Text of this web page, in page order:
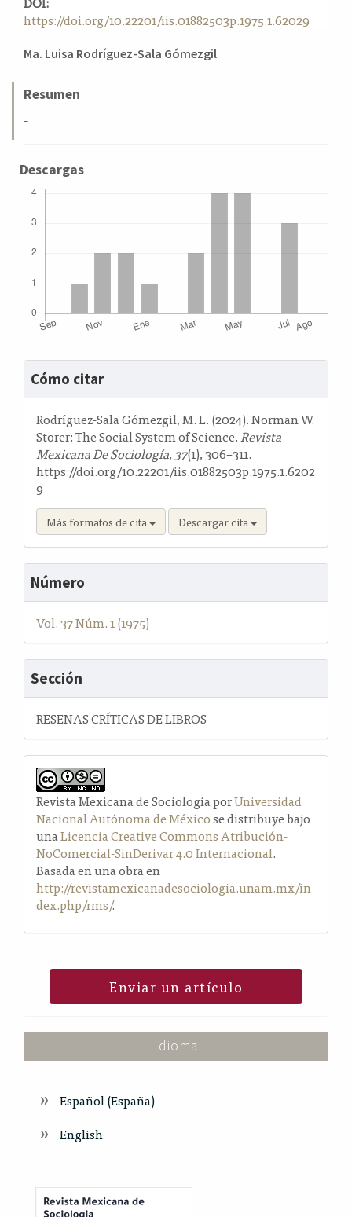
a
l
a
t
r
https://doi.org/10.22201/iis.01882503p.1975.1.62029
Contenido
del
artículo
Ma. Luisa Rodríguez-Sala Gómezgil
Resumen
-
Descargas
Detalles
del
artículo
Cómo citar
Rodríguez-Sala Gómezgil, M. L. (2024). Norman W.
Storer: The Social System of Science.Revista
Mexicana De Sociología,37(1), 306–311.
https://doi.org/10.22201/iis.01882503p.1975.1.6202
9
Más formatos de cita Descargar cita
Número
Vol. 37 Núm. 1 (1975)
Sección
RESEÑAS CRÍTICAS DE LIBROS
Revista Mexicana de Sociología porUniversidad
Nacional Autónoma de Méxicose distribuye bajo
unaLicencia Creative Commons Atribución-
NoComercial-SinDerivar 4.0 Internacional.
Basada en una obra en
http://revistamexicanadesociologia.unam.mx/in
dex.php/rms/.
Enviar un artículo
Idioma
Español (España)
English
Index